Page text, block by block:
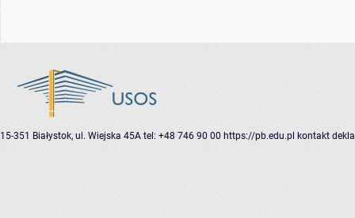
15-351 Białystok, ul. Wiejska 45A tel: +48 746 90 00 https://pb.edu.pl kontakt